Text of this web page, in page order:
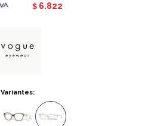
$ 6.822
Variantes: